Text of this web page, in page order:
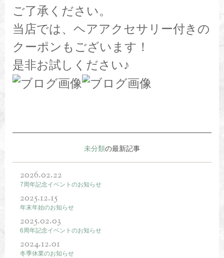
ご了承ください。
当店では、ヘアアクセサリー付きの
クーポンもございます！
是非お試しください♪
未分類の最新記事
2026.02.22
7周年記念イベントのお知らせ
2025.12.15
年末年始のお知らせ
2025.02.03
6周年記念イベントのお知らせ
2024.12.01
冬季休業のお知らせ